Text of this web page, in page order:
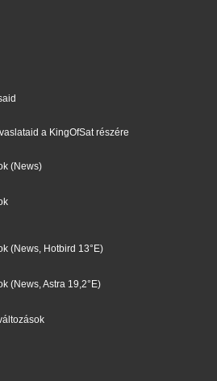
a KingOfSat részére
(News)
(News, Hotbird 13°E)
(News, Astra 19,2°E)